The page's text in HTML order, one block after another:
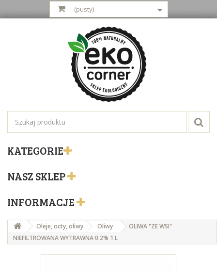
(pusty)
KATEGORIE
NASZ SKLEP
INFORMACJE
Oleje, octy, oliwy Oliwy
OLIWA "ZE WSI"
NIEFILTROWANA WYTRAWNA 0.2% 1 L